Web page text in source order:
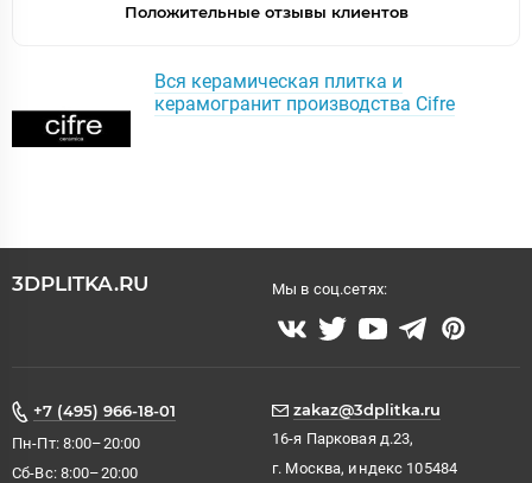
Положительные отзывы клиентов
Вся керамическая плитка и
керамогранит производства Cifre
3DPLITKA.RU Мы в соц.сетях:
+7 (495) 966-18-01
Пн-Пт: 8:00–20:00
Сб-Вс: 8:00–20:00
zakaz@3dplitka.ru
16-я Парковая д.23,
г. Москва, индекс 105484